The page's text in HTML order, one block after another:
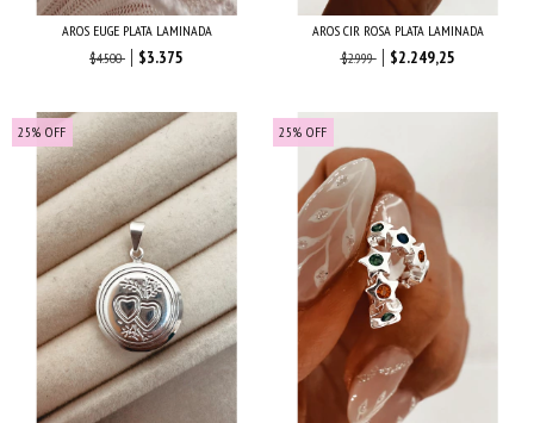
AROS EUGE PLATA LAMINADA
$4.500
$3.375
AROS CIR ROSA PLATA LAMINADA
$2.999
$2.249,25
25% OFF 25% OFF